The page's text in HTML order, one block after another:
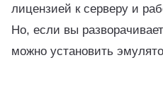
лицензией к серверу и
Но, если вы
можно установить